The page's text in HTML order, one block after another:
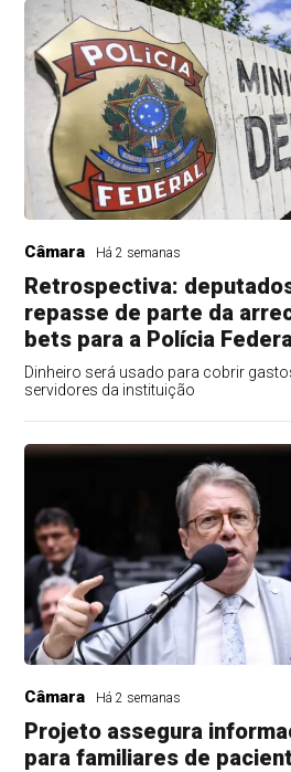
Câmara Há 2 semanas
Retrospectiva:
repasse de parte da
bets para a Polícia
Dinheiro será usado para cobrir
servidores da instituição
Câmara Há 2 semanas
Projeto assegura
para familiares de